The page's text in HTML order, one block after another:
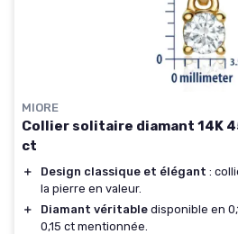
MIORE
Collier solitaire diamant 14K
ct
＋ Design classique et élégant :
la pierre en valeur.
＋
Diamant véritable disponible en
0,15 ct mentionnée.